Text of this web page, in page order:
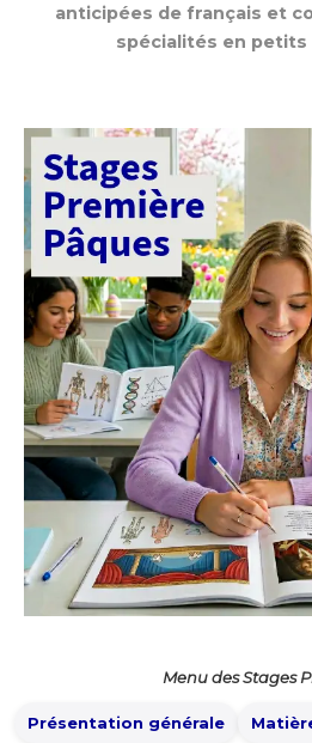
anticipées de français et
spécialités en petits
Menu des Stages
Présentation générale